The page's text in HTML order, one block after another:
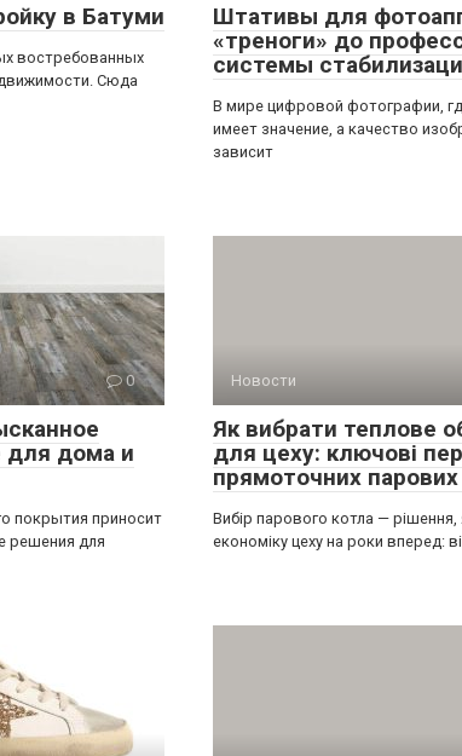
в Батуми
востребованных
Сюда
Штативы для
«треноги» до
системы
В мире цифровой фотографии,
имеет значение, а качество
зависит
0
для дома и
покрытия приносит
решения для
Новости
Як вибрати теплове
для цеху: ключові
прямоточних парових
Вибір парового котла — рішення,
економіку цеху на роки вперед: